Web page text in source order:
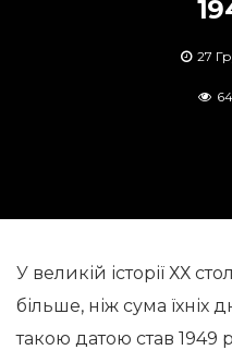
27
У великій історії ХХ
більше, ніж сума їхніх
такою датою став 1949